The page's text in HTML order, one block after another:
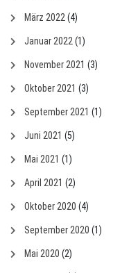
März 2022 (4)
Januar 2022 (1)
November 2021 (3)
Oktober 2021 (3)
September 2021 (1)
Juni 2021 (5)
Mai 2021 (1)
April 2021 (2)
Oktober 2020 (4)
September 2020 (1)
Mai 2020 (2)